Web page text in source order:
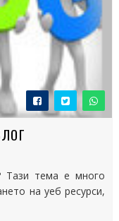
Тази тема е много
на уеб ресурси,